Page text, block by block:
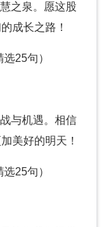
之泉。愿这股
成长之路！
与机遇。相信
美好的明天！